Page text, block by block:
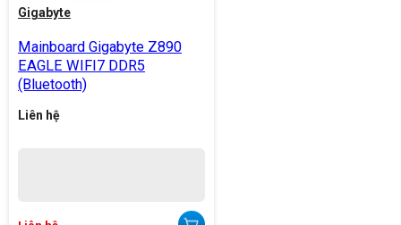
Gigabyte
Mainboard Gigabyte Z890
EAGLE WIFI7 DDR5
(Bluetooth)
Liên hệ